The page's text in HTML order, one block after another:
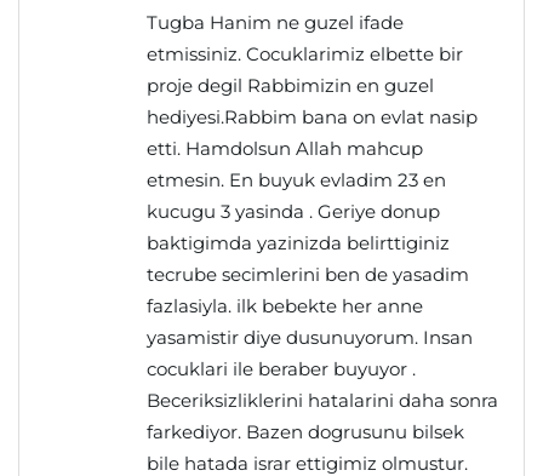
Tugba Hanim ne guzel ifade
etmissiniz. Cocuklarimiz elbette bir
proje degil Rabbimizin en guzel
hediyesi.Rabbim bana on evlat nasip
etti. Hamdolsun Allah mahcup
etmesin. En buyuk evladim 23 en
kucugu 3 yasinda . Geriye donup
baktigimda yazinizda belirttiginiz
tecrube secimlerini ben de yasadim
fazlasiyla. ilk bebekte her anne
yasamistir diye dusunuyorum. Insan
cocuklari ile beraber buyuyor .
Beceriksizliklerini hatalarini daha sonra
farkediyor. Bazen dogrusunu bilsek
bile hatada israr ettigimiz olmustur.